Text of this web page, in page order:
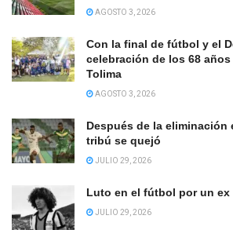
AGOSTO 3, 2026
Con la final de fútbol y el
celebración de los 68
Tolima
AGOSTO 3, 2026
Después de la eliminación
tribú se quejó
JULIO 29, 2026
Luto en el fútbol por un ex
JULIO 29, 2026